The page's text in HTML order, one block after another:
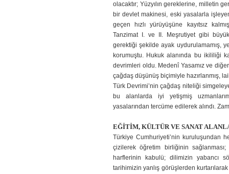
olacaktır; Yüzyılın gereklerine, milletin
bir devlet makinesi, eski yasalarla
geçen hızlı yürüyüşüne kayıtsız
Tanzimat I. ve II. Meşrutiyet gibi
gerektiği şekilde ayak uydurulamamış,
korumuştu. Hukuk alanında bu ikililiği
devrimleri oldu. Medenî Yasamız ve
çağdaş düşünüş biçimiyle hazırlanmış,
Türk Devrimi’nin çağdaş niteliği
bu alanlarda iyi yetişmiş
yasalarından tercüme edilerek alındı.
EĞİTİM, KÜLTÜR VE SANAT
Türkiye Cumhuriyeti’nin kuruluşundan
çizilerek öğretim birliğinin
harflerinin kabulü; dilimizin yaban­cı
tarihimizin yanlış görüşlerden